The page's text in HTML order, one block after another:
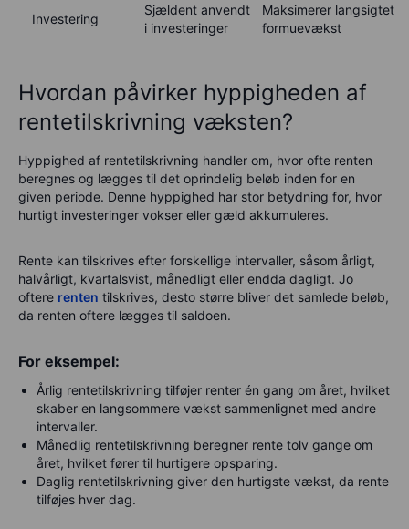
Investering
Sjældent anvendt
i investeringer
Maksimerer langsigtet
formuevækst
Hvordan påvirker hyppigheden af
rentetilskrivning væksten?
Hyppighed af rentetilskrivning handler om, hvor ofte renten
beregnes og lægges til det oprindelig beløb inden for en
given periode. Denne hyppighed har stor betydning for, hvor
hurtigt investeringer vokser eller gæld akkumuleres.
Rente kan tilskrives efter forskellige intervaller, såsom årligt,
halvårligt, kvartalsvist, månedligt eller endda dagligt. Jo
oftere renten tilskrives, desto større bliver det samlede beløb,
da renten oftere lægges til saldoen.
For eksempel:
Årlig rentetilskrivning tilføjer renter én gang om året, hvilket
skaber en langsommere vækst sammenlignet med andre
intervaller.
Månedlig rentetilskrivning beregner rente tolv gange om
året, hvilket fører til hurtigere opsparing.
Daglig rentetilskrivning giver den hurtigste vækst, da rente
tilføjes hver dag.